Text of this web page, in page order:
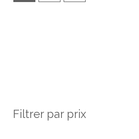
Filtrer par prix